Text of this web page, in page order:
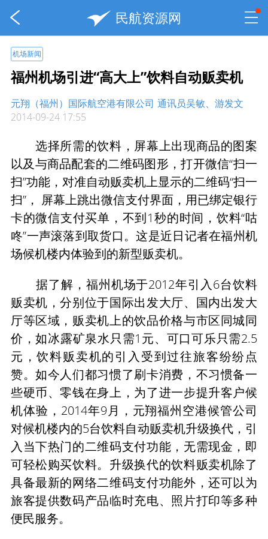
民航资源网
机场新闻
福州机场引进“高大上”饮料自动贩卖机
元翔（福州）国际航空港有限公司 通讯员吴敏、游发文
2014-09-24 17:55
选择所需的饮料，屏幕上出现商品的图案
以及与商品配套的二维码图形，打开微信“扫一
扫”功能，对准自动贩卖机上显示的二维码“扫一
扫”， 屏幕上跳出微信支付界面，用已绑定银行
卡的微信支付买单，不到1秒的时间，饮料“咕
咚”一声滚落到取货口。这是近日记者在福州机
场候机楼内体验到的新型贩卖机。
据了解，福州机场于2012年引入6台饮料
贩卖机，分别位于国际出发大厅、国内出发大
厅等区域，贩卖机上的饮品价格与市区同城同
价，如冰露矿泉水只需1元、可口可乐只需2.5
元，饮料贩卖机的引入受到过往旅客纷纷点
赞。如今人们都习惯了刷卡消费，不习惯备一
些硬币、零钱在身上，为了进一步提升客户候
机体验，2014年9月，元翔福州空港候管公司
对候机楼内的5台饮料自动贩卖机升级换代，引
入当下热门的二维码支付功能，无需现金，即
可轻松购买饮料。升级换代的饮料贩卖机除了
具备最新的网络二维码支付功能外，还可以为
旅客提供数码产品临时充电、照片打印等多种
便民服务。